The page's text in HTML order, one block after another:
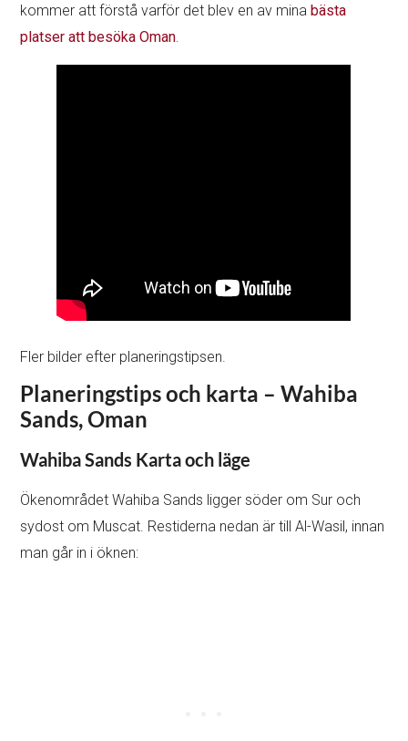
kommer att förstå varför det blev en av minabästa
platser att besöka Oman
Fler bilder efter planeringstipsen.
Planeringstips och karta – Wahiba
Sands, Oman
Wahiba Sands Karta och läge
Ökenområdet Wahiba Sands ligger söder om Sur och
sydost om Muscat. Restiderna nedan är till Al-Wasil, innan
man går in i öknen: